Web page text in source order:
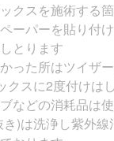
クスを施術する
ーパーを貼り付
とります
った所はツイザ
クスに2度付けは
などの消耗品は
き)は洗浄し紫外